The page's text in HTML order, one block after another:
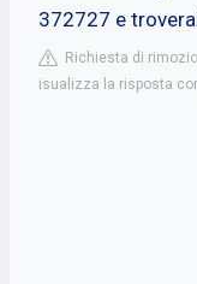
372727 e
Richiesta di
isualizza la risposta